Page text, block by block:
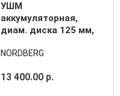
УШМ
аккумуляторная,
диам. диска 125 мм,
вом
NORDBERG
13 400.00 р.